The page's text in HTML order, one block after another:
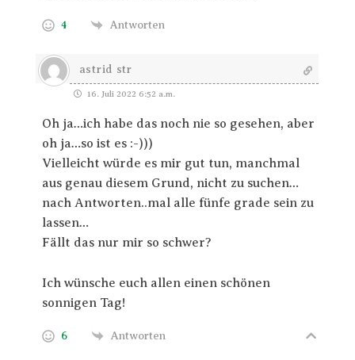
4 Antworten
astrid str
16. Juli 2022 6:52 a.m.
Oh ja…ich habe das noch nie so gesehen, aber
oh ja…so ist es :-)))
Vielleicht würde es mir gut tun, manchmal
aus genau diesem Grund, nicht zu suchen…
nach Antworten..mal alle fünfe grade sein zu
lassen…
Fällt das nur mir so schwer?
Ich wünsche euch allen einen schönen
sonnigen Tag!
6 Antworten